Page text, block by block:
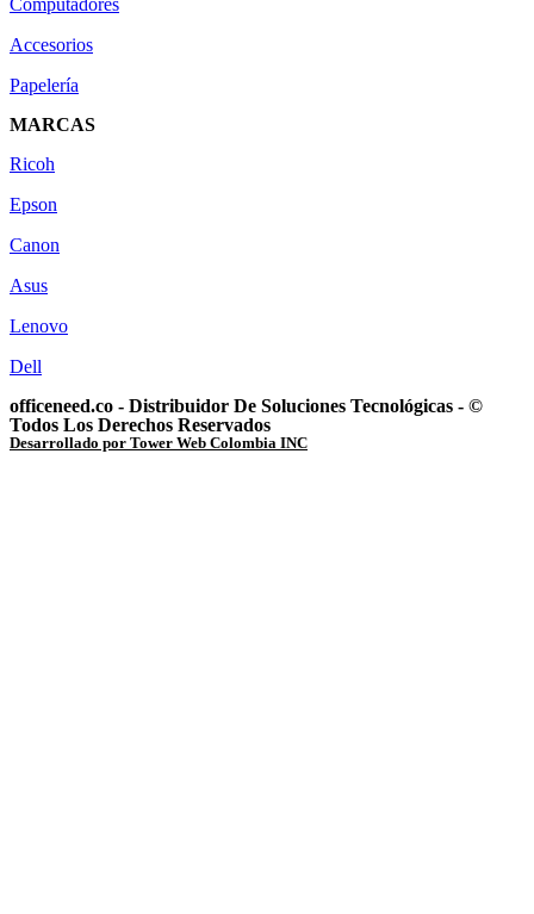
Computadores
Accesorios
Papelería
MARCAS
Ricoh
Epson
Canon
Asus
Lenovo
Dell
officeneed.co - Distribuidor De Soluciones Tecnológicas - ©
Todos Los Derechos Reservados
Desarrollado por Tower Web Colombia INC